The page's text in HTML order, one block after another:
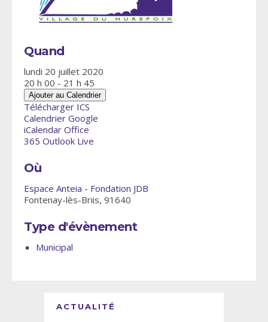
Quand
lundi 20 juillet 2020
20 h 00 - 21 h 45
Ajouter au Calendrier
Télécharger ICS
Calendrier Google
iCalendar Office
365 Outlook Live
Où
Espace Anteia - Fondation JDB
Fontenay-lès-Briis, 91640
Type d'évènement
Municipal
ACTUALITÉ